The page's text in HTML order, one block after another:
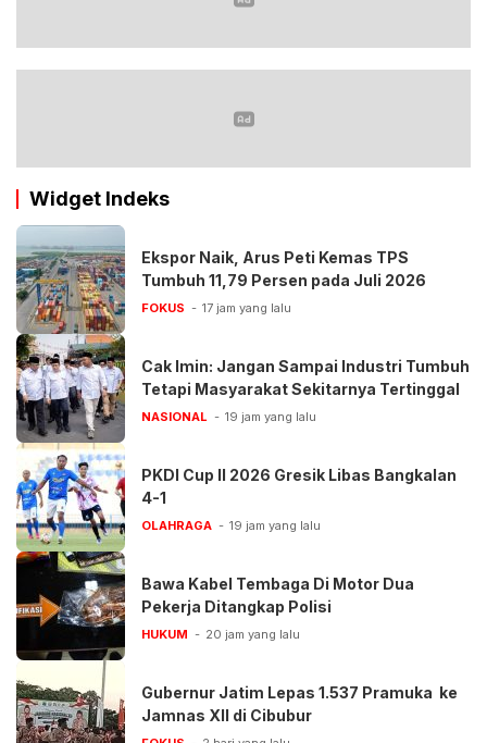
Widget Indeks
Ekspor Naik, Arus Peti Kemas TPS
Tumbuh 11,79 Persen pada Juli 2026
FOKUS 17 jam yang lalu
Cak Imin: Jangan Sampai Industri Tumbuh
Tetapi Masyarakat Sekitarnya Tertinggal
NASIONAL 19 jam yang lalu
PKDI Cup II 2026 Gresik Libas Bangkalan
4-1
OLAHRAGA 19 jam yang lalu
Bawa Kabel Tembaga Di Motor Dua
Pekerja Ditangkap Polisi
HUKUM 20 jam yang lalu
Gubernur Jatim Lepas 1.537 Pramuka ke
Jamnas XII di Cibubur